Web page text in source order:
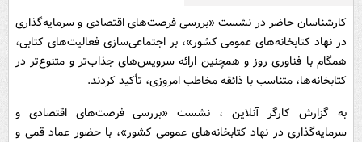
کارشناسان حاضر در نشست «بررسی فرصت‌های اقتصادی و سرمایه‌گذاری
در نهاد کتابخانه‌های عمومی کشور»، بر اجتماعی‌سازی فعالیت‌های کتابی،
همگام با فناوری روز و همچنین ارائه سرویس‌های جذاب‌تر و متنوع‌تر در
کتابخانه‌ها، متناسب با ذائقه مخاطب امروزی، تأکید کردند.
به گزارش کارگر آنلاین ، نشست «بررسی فرصت‌های اقتصادی و
سرمایه‌گذاری در نهاد کتابخانه‌های عمومی کشور»، با حضور عماد قمی و